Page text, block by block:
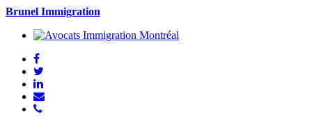
Brunel Immigration